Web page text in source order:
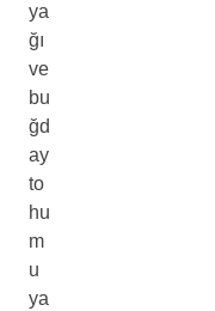
ya
ğı
ve
bu
ğd
ay
to
hu
m
u
ya